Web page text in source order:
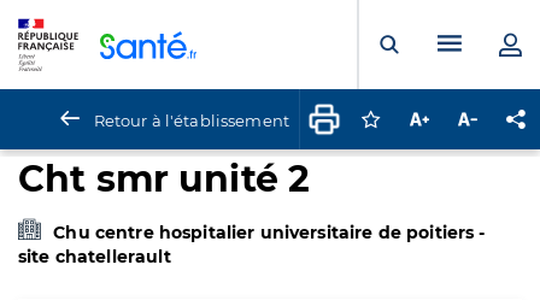
Ouvrir laMenu
Retour à l'établissement Connectez-vous
Augmenter la
Cht smr unité 2
Chu centre hospitalier universitaire de poitiers -
site chatellerault